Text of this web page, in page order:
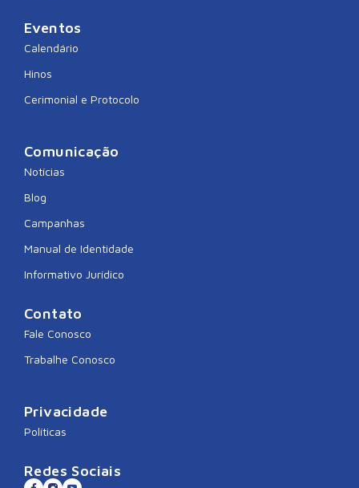
Eventos
Calendário
Hinos
Cerimonial e Protocolo
Comunicação
Notícias
Blog
Campanhas
Manual de Identidade
Informativo Jurídico
Contato
Fale Conosco
Trabalhe Conosco
Privacidade
Políticas
Redes Sociais